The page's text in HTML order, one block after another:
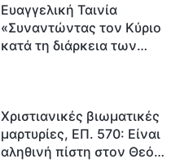
Ευαγγελική Ταινία
«Συναντώντας τον Κύριο
κατά τη διάρκεια των
εξαφάνισης». Οι
καταστροφές χτυπούν.
Ξεκινά η αντίστροφη
Χριστιανικές βιωματικές
μαρτυρίες, ΕΠ. 570: Είναι
αληθινή πίστη στον Θεό